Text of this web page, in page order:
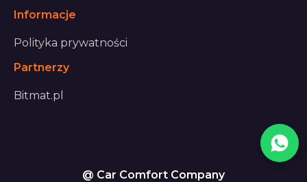
Informacje
Polityka prywatności
Partnerzy
Bitmat.pl
@ Car Comfort Company